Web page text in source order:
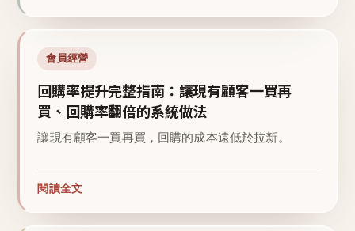
會員經營
回購率提升完整指南：讓現有顧客一買再
買、回購率翻倍的系統做法
讓現有顧客一買再買，回購的成本遠低於拉新。
閱讀全文